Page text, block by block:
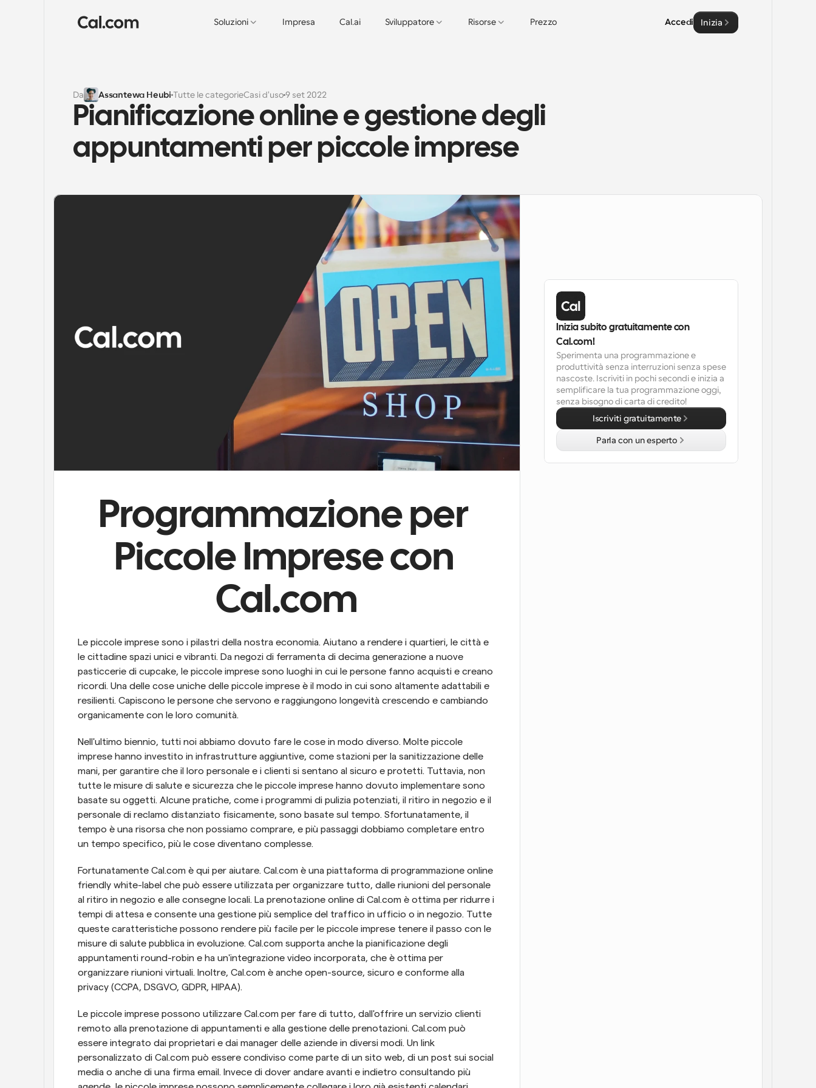
Soluzioni Impresa Cal.ai Sviluppatore Risorse Prezzo Accedi Inizia
Da Assantewa Heubi Tutte le categorieCasi d'uso9 set 2022
Pianificazione online e gestione degli
appuntamenti per piccole imprese
Programmazione per
Piccole Imprese con
Cal.com
Le piccole imprese sono i pilastri della nostra economia. Aiutano a rendere i quartieri, le città e
le cittadine spazi unici e vibranti. Da negozi di ferramenta di decima generazione a nuove
pasticcerie di cupcake, le piccole imprese sono luoghi in cui le persone fanno acquisti e creano
ricordi. Una delle cose uniche delle piccole imprese è il modo in cui sono altamente adattabili e
resilienti. Capiscono le persone che servono e raggiungono longevità crescendo e cambiando
organicamente con le loro comunità.
Nell'ultimo biennio, tutti noi abbiamo dovuto fare le cose in modo diverso. Molte piccole
imprese hanno investito in infrastrutture aggiuntive, come stazioni per la sanitizzazione delle
mani, per garantire che il loro personale e i clienti si sentano al sicuro e protetti. Tuttavia, non
tutte le misure di salute e sicurezza che le piccole imprese hanno dovuto implementare sono
basate su oggetti. Alcune pratiche, come i programmi di pulizia potenziati, il ritiro in negozio e il
personale di reclamo distanziato fisicamente, sono basate sul tempo. Sfortunatamente, il
tempo è una risorsa che non possiamo comprare, e più passaggi dobbiamo completare entro
un tempo specifico, più le cose diventano complesse.
Fortunatamente Cal.com è qui per aiutare. Cal.com è una piattaforma di programmazione online
friendly white-label che può essere utilizzata per organizzare tutto, dalle riunioni del personale
al ritiro in negozio e alle consegne locali. La prenotazione online di Cal.com è ottima per ridurre i
tempi di attesa e consente una gestione più semplice del traffico in ufficio o in negozio. Tutte
queste caratteristiche possono rendere più facile per le piccole imprese tenere il passo con le
misure di salute pubblica in evoluzione. Cal.com supporta anche la pianificazione degli
appuntamenti round-robin e ha un'integrazione video incorporata, che è ottima per
organizzare riunioni virtuali. Inoltre, Cal.com è anche open-source, sicuro e conforme alla
privacy (CCPA, DSGVO, GDPR, HIPAA).
Le piccole imprese possono utilizzare Cal.com per fare di tutto, dall'offrire un servizio clienti
remoto alla prenotazione di appuntamenti e alla gestione delle prenotazioni. Cal.com può
essere integrato dai proprietari e dai manager delle aziende in diversi modi. Un link
personalizzato di Cal.com può essere condiviso come parte di un sito web, di un post sui social
media o anche di una firma email. Invece di dover andare avanti e indietro consultando più
Inizia subito gratuitamente con
Cal.com!
Sperimenta una programmazione e
produttività senza interruzioni senza spese
nascoste. Iscriviti in pochi secondi e inizia a
semplificare la tua programmazione oggi,
senza bisogno di carta di credito!
Iscriviti gratuitamente
Parla con un esperto